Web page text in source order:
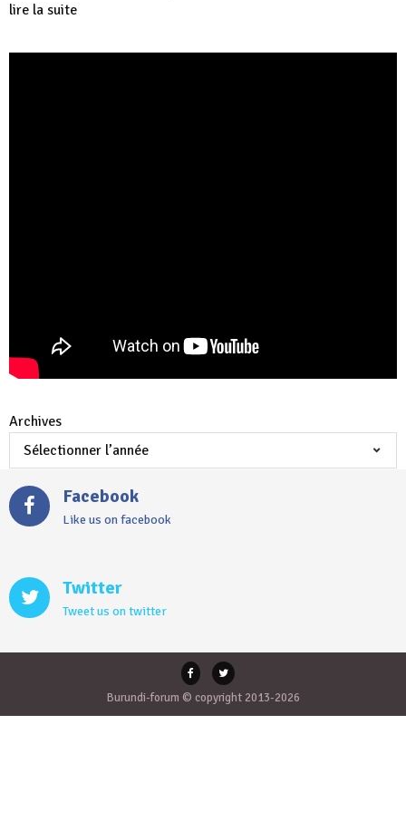
lire la suite
Archives
Facebook
Like us on facebook
Twitter
Tweet us on twitter
Burundi-forum © copyright 2013-2026